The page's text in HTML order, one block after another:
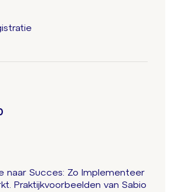
naar Succes: Zo Implementeer
Praktijkvoorbeelden van Sabio